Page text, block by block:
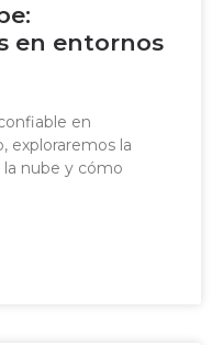
en entornos
en
exploraremos la
nube y cómo